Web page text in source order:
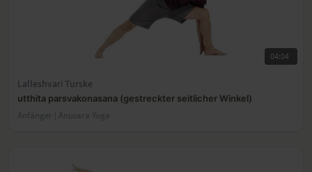
04:04
Lalleshvari Turske
utthita parsvakonasana (gestreckter seitlicher Winkel)
Anfänger | Anusara Yoga